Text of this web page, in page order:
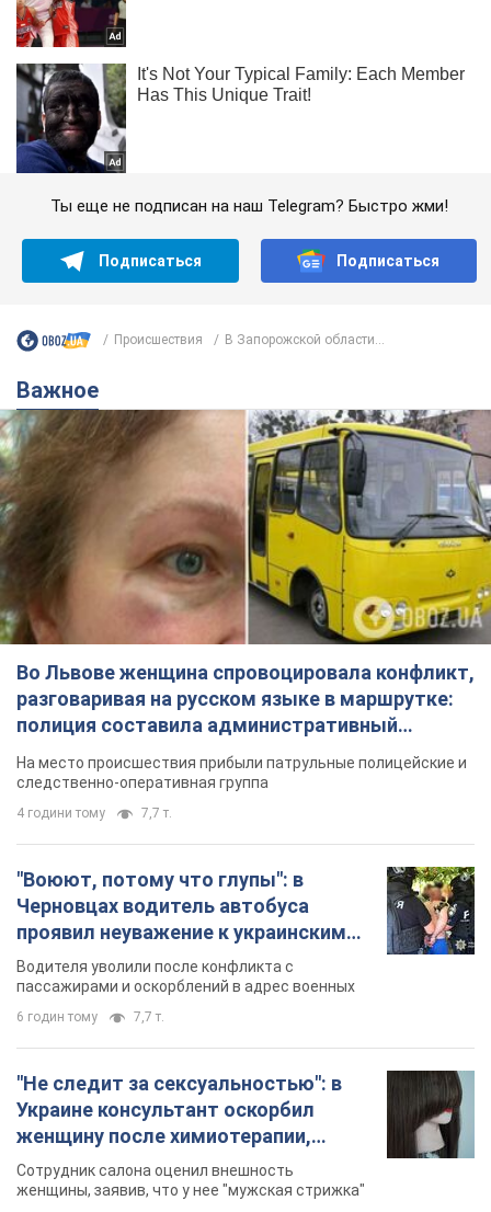
Ты еще не подписан на наш Telegram? Быстро жми!
Подписаться Подписаться
Происшествия В Запорожской области...
Важное
Во Львове женщина спровоцировала конфликт,
разговаривая на русском языке в маршрутке:
полиция составила административный
протокол. Видео
На место происшествия прибыли патрульные полицейские и
следственно-оперативная группа
4 години тому 7,7 т.
"Воюют, потому что глупы": в
Черновцах водитель автобуса
проявил неуважение к украинским
военным и поплатился за это.
Видео
Водителя уволили после конфликта с
пассажирами и оскорблений в адрес военных
6 годин тому 7,7 т.
"Не следит за сексуальностью": в
Украине консультант оскорбил
женщину после химиотерапии,
разгорелся скандал. Фото
Сотрудник салона оценил внешность
женщины, заявив, что у нее "мужская стрижка"